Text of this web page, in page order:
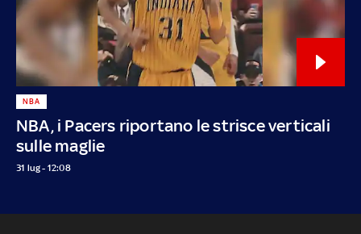
NBA, i Pacers riportano le strisce verticali
sulle maglie
NBA
31 lug - 12:08